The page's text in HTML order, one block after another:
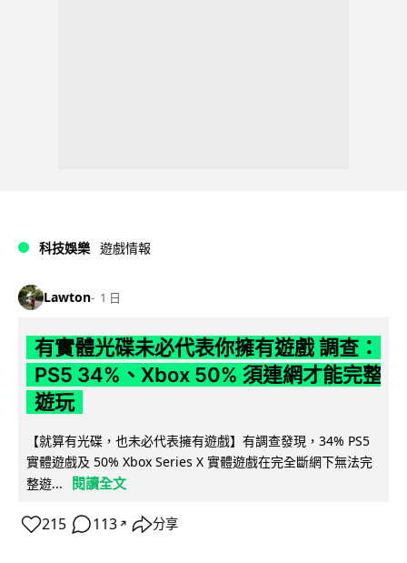
科技娛樂 遊戲情報
Lawton 1 日
有實體光碟未必代表你擁有遊戲 調查：
PS5 34%、Xbox 50% 須連網才能完整
遊玩
【就算有光碟，也未必代表擁有遊戲】有調查發現，34% PS5
實體遊戲及 50% Xbox Series X 實體遊戲在完全斷網下無法完
整遊...
閱讀全文
215 113 ↗ 分享